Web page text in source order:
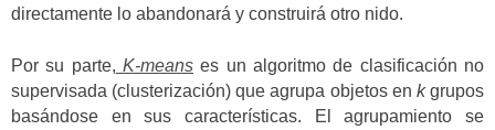
directamente lo abandonará y construirá otro nido.
Por su parte, K-means es un algoritmo de clasificación no
supervisada (clusterización) que agrupa objetos en kgrupos
basándose en sus características. El agrupamiento se